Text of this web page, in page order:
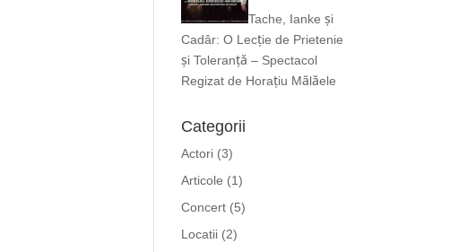
Tache, Ianke și
Cadâr: O Lecție de Prietenie
și Toleranță – Spectacol
Regizat de Horațiu Mălăele
Categorii
Actori (3)
Articole (1)
Concert (5)
Locatii (2)